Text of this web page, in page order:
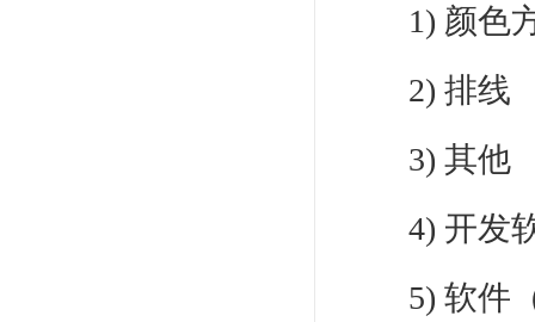
1) 颜色
2) 排线
3) 其他
4) 开发
5) 软件